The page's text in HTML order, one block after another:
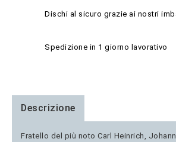
Dischi al sicuro grazie ai nostri
Spedizione in 1 giorno lavorativo
Descrizione
Fratello del più noto Carl Heinrich,